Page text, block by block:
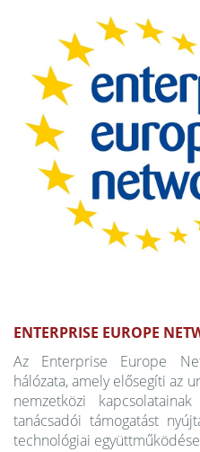
ENTERPRISE EUROPE
Az Enterprise Europe
hálózata, amely elősegíti az
nemzetközi
tanácsadói támogatást
technológiai